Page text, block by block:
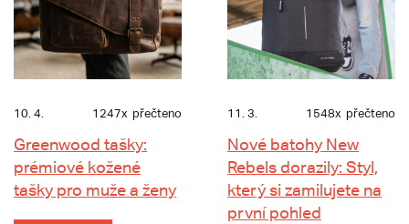
10. 4. 1247x přečteno
Greenwood tašky:
prémiové kožené
tašky pro muže a ženy
11. 3. 1548x přečteno
Nové batohy New
Rebels dorazily: Styl,
který si zamilujete na
první pohled